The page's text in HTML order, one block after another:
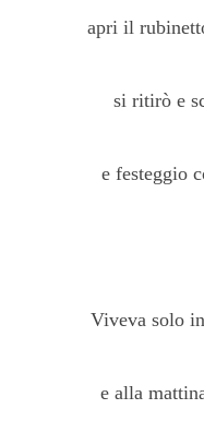
apri il
si ritirò e
e festeggio
Viveva solo
e alla